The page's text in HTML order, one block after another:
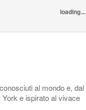
loading...
al mondo e, dal
e ispirato al vivace